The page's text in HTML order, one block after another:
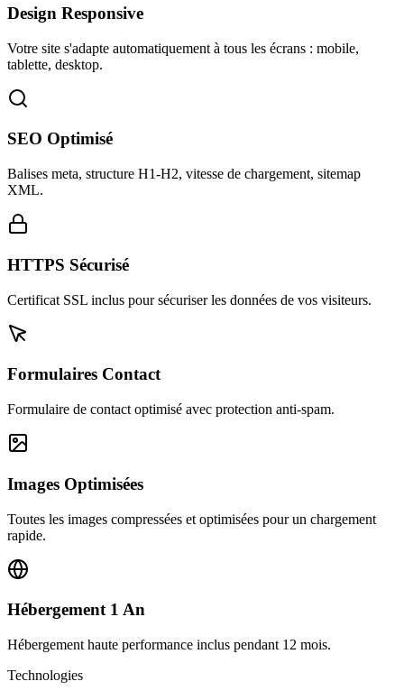
Design Responsive
Votre site s'adapte automatiquement à tous les écrans : mobile,
tablette, desktop.
SEO Optimisé
Balises meta, structure H1-H2, vitesse de chargement, sitemap
XML.
HTTPS Sécurisé
Certificat SSL inclus pour sécuriser les données de vos visiteurs.
Formulaires Contact
Formulaire de contact optimisé avec protection anti-spam.
Images Optimisées
Toutes les images compressées et optimisées pour un chargement
rapide.
Hébergement 1 An
Hébergement haute performance inclus pendant 12 mois.
Technologies